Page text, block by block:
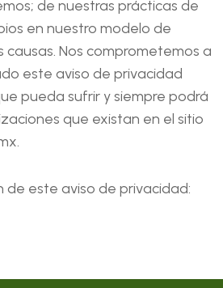
de nuestras prácticas de
en nuestro modelo de
Nos comprometemos a
este aviso de privacidad
pueda sufrir y siempre podrá
que existan en el sitio
de este aviso de privacidad: